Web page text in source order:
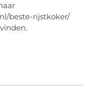
beste-rijstkoker/